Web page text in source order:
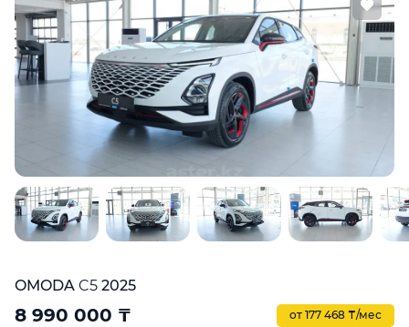
OMODA C5 2025
8 990 000 ₸ от 177 468 ₸/мес